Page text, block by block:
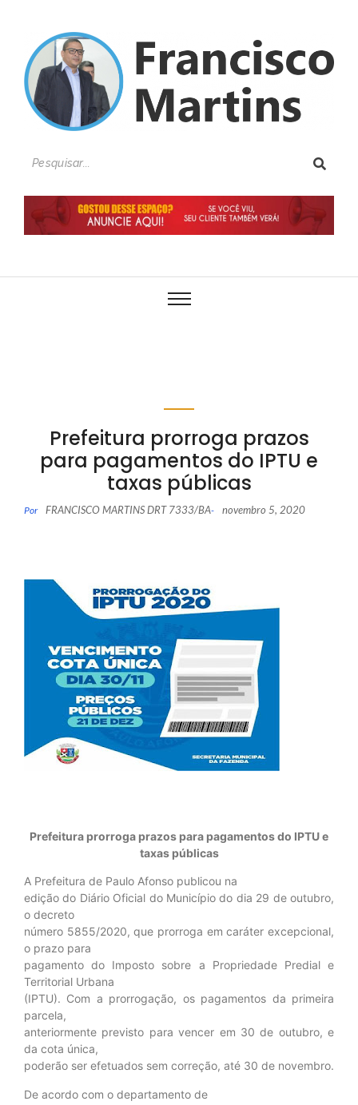
Prefeitura prorroga prazos
para pagamentos do IPTU e
taxas públicas
Por FRANCISCO MARTINS DRT 7333/BA- novembro 5, 2020
Prefeitura prorroga prazos para pagamentos do IPTU e
taxas públicas
A Prefeitura de Paulo Afonso publicou na
edição do Diário Oficial do Município do dia 29 de outubro,
o decreto
número 5855/2020, que prorroga em caráter excepcional,
o prazo para
pagamento do Imposto sobre a Propriedade Predial e
Territorial Urbana
(IPTU). Com a prorrogação, os pagamentos da primeira
parcela,
anteriormente previsto para vencer em 30 de outubro, e
da cota única,
poderão ser efetuados sem correção, até 30 de novembro.
De acordo com o departamento de